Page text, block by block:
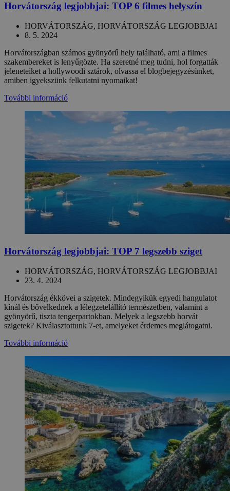
Horvátország legjobbjai: TOP 6 filmes helyszín
HORVÁTORSZÁG, HORVÁTORSZÁG LEGJOBBJAI
8. 5. 2024
Horvátországban számos gyönyörű hely található, ami a filmes
szakembereket is lenyűgözte. Ha szeretné meg tudni, hol forgatták
jeleneteiket a hollywoodi sztárok, olvassa el blogbejegyzésünket,
amiben igyekszünk felkutatni nyomaikat!
További információ
Horvátország legjobbjai: TOP 7 legszebb sziget
HORVÁTORSZÁG, HORVÁTORSZÁG LEGJOBBJAI
23. 4. 2024
Horvátország ékkövei a szigetek. Mindegyikük egyedi hangulatot
kínál és bővelkednek a lélegzetelállító természetben, valamint a
gyönyörű, tiszta tengerpartokban. Melyek a legszebb horvát
szigetek? Kiválasztottunk 7-et, amelyeket érdemes meglátogatni.
További információ